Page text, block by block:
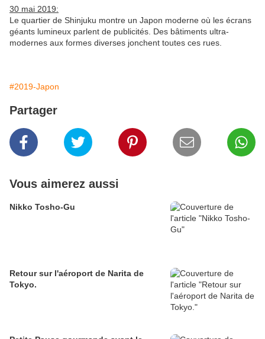
30 mai 2019:
Le quartier de Shinjuku montre un Japon moderne où les écrans
géants lumineux parlent de publicités. Des bâtiments ultra-
modernes aux formes diverses jonchent toutes ces rues.
#2019-Japon
Partager
Vous aimerez aussi
Nikko Tosho-Gu
Retour sur l'aéroport de Narita de
Tokyo.